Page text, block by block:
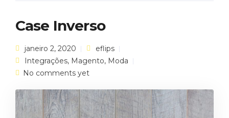
Case Inverso
janeiro 2, 2020
eflips
Integrações, Magento, Moda
No comments yet